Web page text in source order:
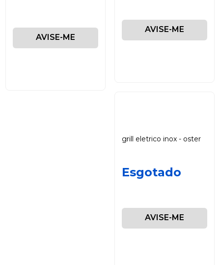
AVISE-ME
AVISE-ME
grill eletrico inox - oster
Esgotado
AVISE-ME